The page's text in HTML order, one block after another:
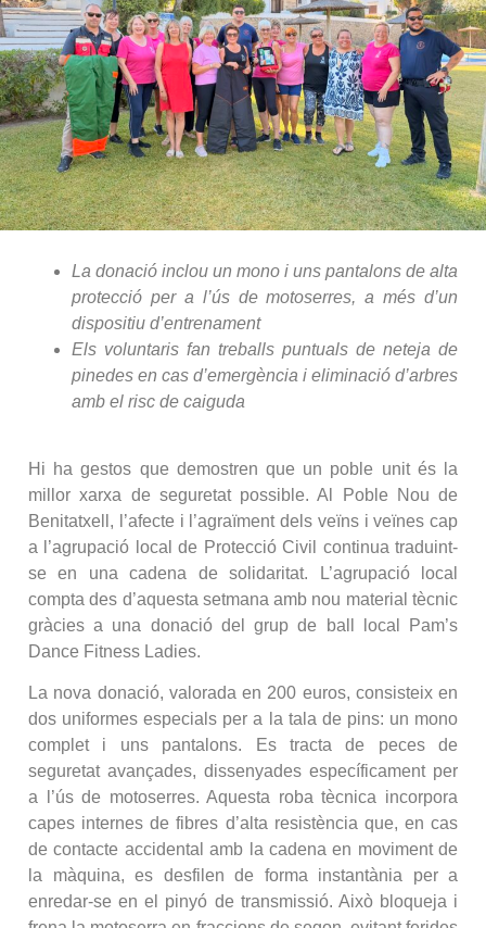
La donació inclou un mono i uns pantalons de alta
protecció per a l’ús de motoserres, a més d’un
dispositiu d’entrenament
Els voluntaris fan treballs puntuals de neteja de
pinedes en cas d’emergència i eliminació d’arbres
amb el risc de caiguda
Hi ha gestos que demostren que un poble unit és la
millor xarxa de seguretat possible. Al Poble Nou de
Benitatxell, l’afecte i l’agraïment dels veïns i veïnes cap
a l’agrupació local de Protecció Civil continua traduint-
se en una cadena de solidaritat. L’agrupació local
compta des d’aquesta setmana amb nou material tècnic
gràcies a una donació del grup de ball local Pam’s
Dance Fitness Ladies.
La nova donació, valorada en 200 euros, consisteix en
dos uniformes especials per a la tala de pins: un mono
complet i uns pantalons. Es tracta de peces de
seguretat avançades, dissenyades específicament per
a l’ús de motoserres. Aquesta roba tècnica incorpora
capes internes de fibres d’alta resistència que, en cas
de contacte accidental amb la cadena en moviment de
la màquina, es desfilen de forma instantània per a
enredar-se en el pinyó de transmissió. Això bloqueja i